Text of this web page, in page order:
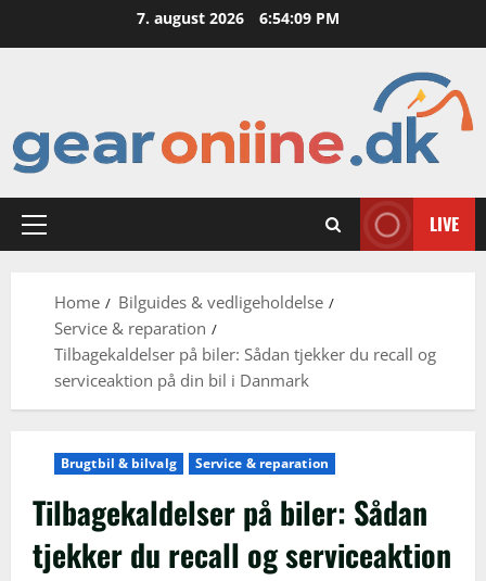
7. august 2026 6:54:10 PM
Primary
LIVE
Home
Bilguides & vedligeholdelse
Service & reparation
Tilbagekaldelser på biler: Sådan tjekker du recall og
serviceaktion på din bil i Danmark
Brugtbil & bilvalg Service & reparation
Tilbagekaldelser på biler: Sådan
tjekker du recall og serviceaktion